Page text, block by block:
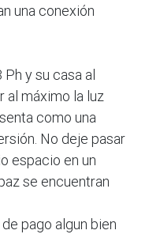
una conexión
y su casa al
al máximo la luz
como una
No deje pasar
espacio en un
se encuentran
pago algun bien